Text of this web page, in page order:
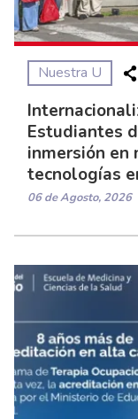
Nuestra U
Estudiantes
inmersión
tecnologías
06 de Agosto, 2026